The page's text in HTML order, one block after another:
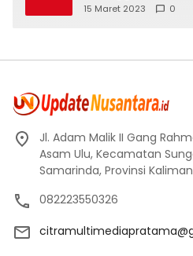
Mereka
15 Maret 2023 0
Jl. Adam Malik II Gang
Asam Ulu, Kecamatan
Samarinda, Provinsi
082223550326